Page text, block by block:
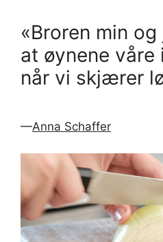
«Broren min
at øynene våre
når vi skjærer
—Anna Schaffer